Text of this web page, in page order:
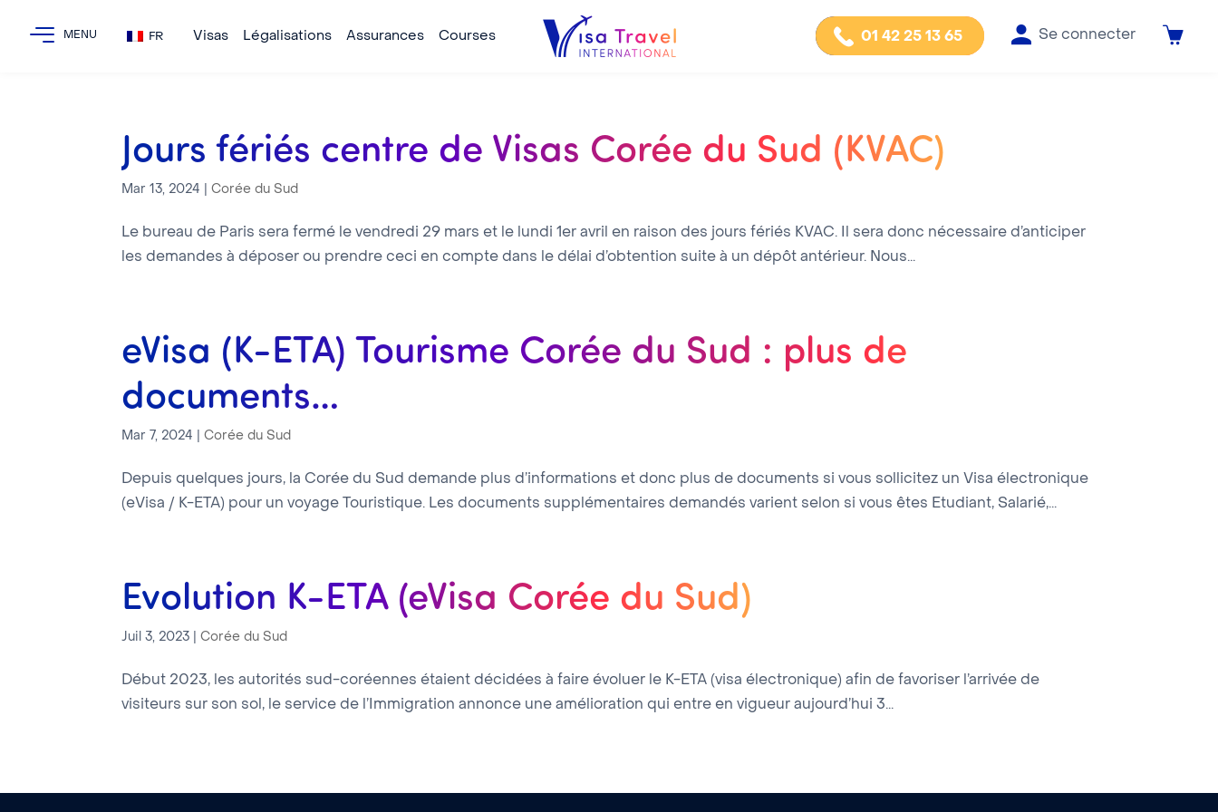
FR Visas Légalisations Assurances Courses 01 42 25 13 65 Se connecter
Jours fériés centre de Visas Corée du Sud (KVAC)
Mar 13, 2024 |Corée du Sud
Le bureau de Paris sera fermé le vendredi 29 mars et le lundi 1er avril en raison des jours fériés KVAC. Il sera donc nécessaire d’anticiper
les demandes à déposer ou prendre ceci en compte dans le délai d’obtention suite à un dépôt antérieur. Nous...
eVisa (K-ETA) Tourisme Corée du Sud : plus de
documents…
Mar 7, 2024 |Corée du Sud
Depuis quelques jours, la Corée du Sud demande plus d’informations et donc plus de documents si vous sollicitez un Visa électronique
(eVisa / K-ETA) pour un voyage Touristique. Les documents supplémentaires demandés varient selon si vous êtes Etudiant, Salarié,...
Evolution K-ETA (eVisa Corée du Sud)
Juil 3, 2023 |Corée du Sud
Début 2023, les autorités sud-coréennes étaient décidées à faire évoluer le K-ETA (visa électronique) afin de favoriser l’arrivée de
visiteurs sur son sol, le service de l’Immigration annonce une amélioration qui entre en vigueur aujourd’hui 3...